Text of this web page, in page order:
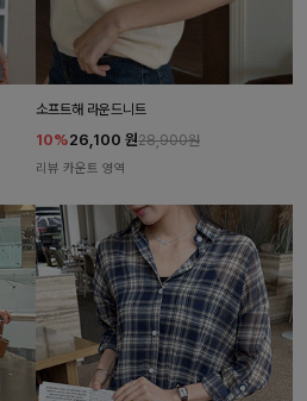
소프트해 라운드니트
10%26,100 원28,900원
리뷰 카운트 영역